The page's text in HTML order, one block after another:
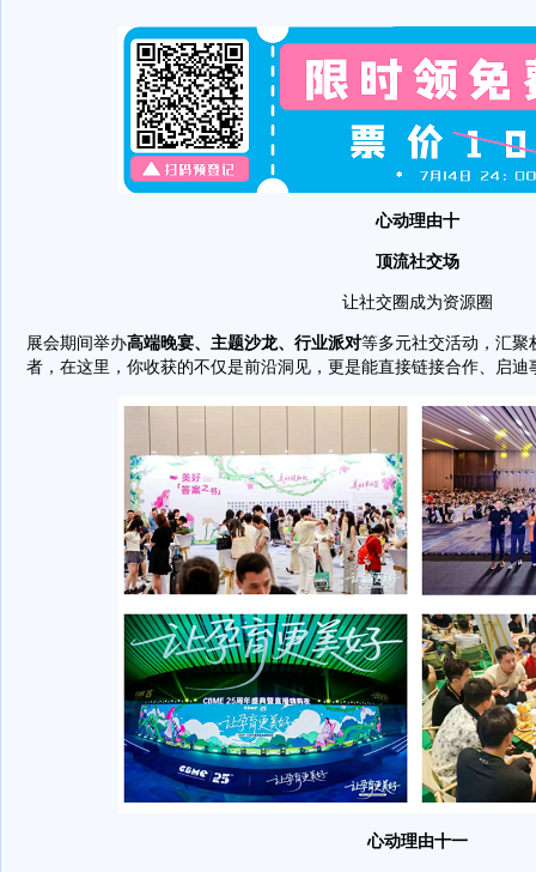
心动理由十
顶流社交场
让社交圈成为资源圈
展会期间举办高端晚宴、主题沙龙、行业派对等多元社交活动，汇聚
者，在这里，你收获的不仅是前沿洞见，更是能直接链接合作、启迪
心动理由十一